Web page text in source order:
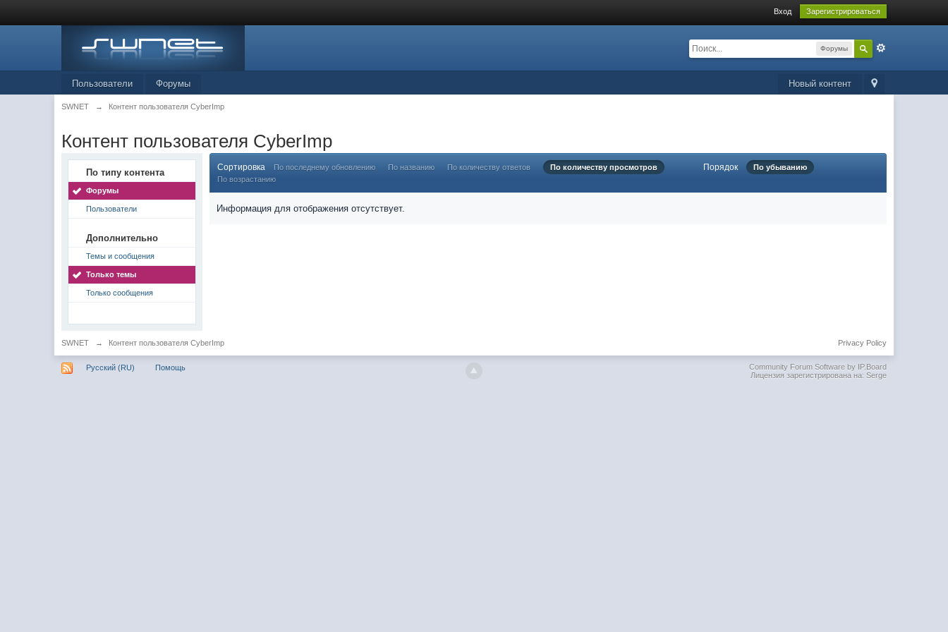
Вход Зарегистрироваться
Форумы
Новый контент
Пользователи Форумы
SWNET → Контент пользователя CyberImp
Контент пользователя CyberImp
По типу контента
Форумы
Пользователи
Дополнительно
Темы и сообщения
Только темы
Только сообщения
Сортировка По последнему обновлению По названию По количеству ответов По количеству просмотров Порядок
По убыванию
По возрастанию
Информация для отображения отсутствует.
SWNET → Контент пользователя CyberImp Privacy Policy
Русский (RU) Помощь
Community Forum Software by IP.Board
Лицензия зарегистрирована на: Serge